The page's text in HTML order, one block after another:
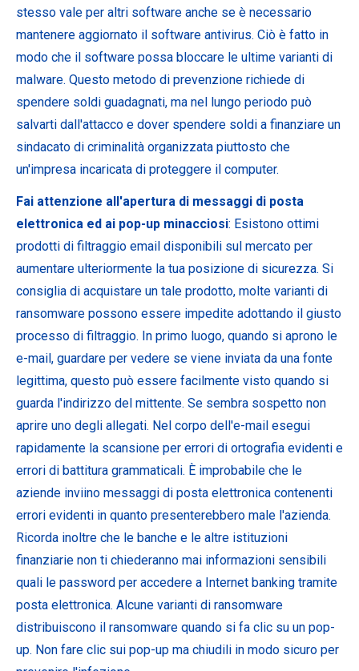
stesso vale per altri software anche se è necessario
mantenere aggiornato il software antivirus. Ciò è fatto in
modo che il software possa bloccare le ultime varianti di
malware. Questo metodo di prevenzione richiede di
spendere soldi guadagnati, ma nel lungo periodo può
salvarti dall'attacco e dover spendere soldi a finanziare un
sindacato di criminalità organizzata piuttosto che
un'impresa incaricata di proteggere il computer.
Fai attenzione all'apertura di messaggi di posta
elettronica ed ai pop-up minacciosi: Esistono ottimi
prodotti di filtraggio email disponibili sul mercato per
aumentare ulteriormente la tua posizione di sicurezza. Si
consiglia di acquistare un tale prodotto, molte varianti di
ransomware possono essere impedite adottando il giusto
processo di filtraggio. In primo luogo, quando si aprono le
e-mail, guardare per vedere se viene inviata da una fonte
legittima, questo può essere facilmente visto quando si
guarda l'indirizzo del mittente. Se sembra sospetto non
aprire uno degli allegati. Nel corpo dell'e-mail esegui
rapidamente la scansione per errori di ortografia evidenti e
errori di battitura grammaticali. È improbabile che le
aziende inviino messaggi di posta elettronica contenenti
errori evidenti in quanto presenterebbero male l'azienda.
Ricorda inoltre che le banche e le altre istituzioni
finanziarie non ti chiederanno mai informazioni sensibili
quali le password per accedere a Internet banking tramite
posta elettronica. Alcune varianti di ransomware
distribuiscono il ransomware quando si fa clic su un pop-
up. Non fare clic sui pop-up ma chiudili in modo sicuro per